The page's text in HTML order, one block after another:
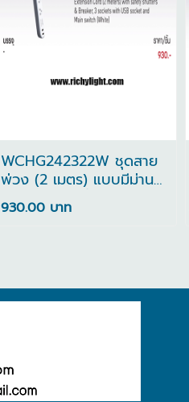
WCHG242322W ชุดสาย
พ่วง (2 เมตร) แบบมีม่าน
นิรภัยและเซฟตี้เบรกเกอร์ 3
เต้ารับ
930.00 บาท